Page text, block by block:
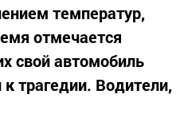
температур,
отмечается
свой автомобиль
трагедии. Водители,